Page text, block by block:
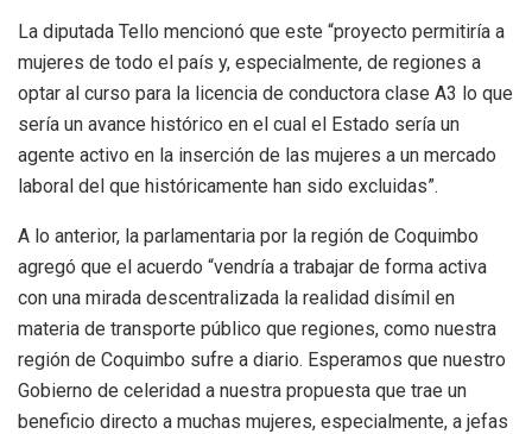
La diputada Tello mencionó que este “proyecto permitiría a
mujeres de todo el país y, especialmente, de regiones a
optar al curso para la licencia de conductora clase A3 lo que
sería un avance histórico en el cual el Estado sería un
agente activo en la inserción de las mujeres a un mercado
laboral del que históricamente han sido excluidas”.
A lo anterior, la parlamentaria por la región de Coquimbo
agregó que el acuerdo “vendría a trabajar de forma activa
con una mirada descentralizada la realidad disímil en
materia de transporte público que regiones, como nuestra
región de Coquimbo sufre a diario. Esperamos que nuestro
Gobierno de celeridad a nuestra propuesta que trae un
beneficio directo a muchas mujeres, especialmente, a jefas